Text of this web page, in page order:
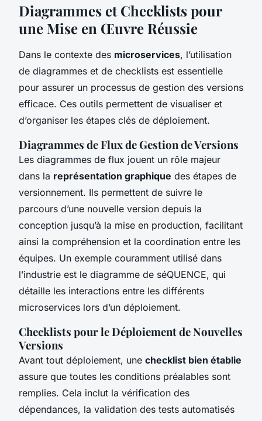
Diagrammes et Checklists pour
une Mise en Œuvre Réussie
Dans le contexte des microservices, l’utilisation
de diagrammes et de checklists est essentielle
pour assurer un processus de gestion des versions
efficace. Ces outils permettent de visualiser et
d’organiser les étapes clés de déploiement.
Diagrammes de Flux de Gestion de Versions
Les diagrammes de flux jouent un rôle majeur
dans la représentation graphique des étapes de
versionnement. Ils permettent de suivre le
parcours d’une nouvelle version depuis la
conception jusqu’à la mise en production, facilitant
ainsi la compréhension et la coordination entre les
équipes. Un exemple couramment utilisé dans
l’industrie est le diagramme de séQUENCE, qui
détaille les interactions entre les différents
microservices lors d’un déploiement.
Checklists pour le Déploiement de Nouvelles
Versions
Avant tout déploiement, une checklist bien établie
assure que toutes les conditions préalables sont
remplies. Cela inclut la vérification des
dépendances, la validation des tests automatisés